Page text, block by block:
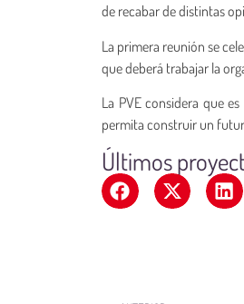
de recabar de distintas
La primera reunión se
que deberá trabajar la
La PVE considera que
permita construir un
Últimos